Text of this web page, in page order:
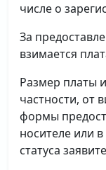
числе о
За
взимается
Размер платы
частности, от
формы
носителе или
статуса